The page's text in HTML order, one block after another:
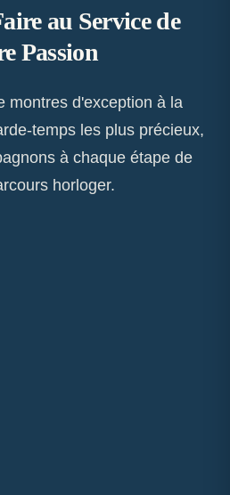
au Service de
Passion
montres d'exception à la
temps les plus précieux,
à chaque étape de
horloger.